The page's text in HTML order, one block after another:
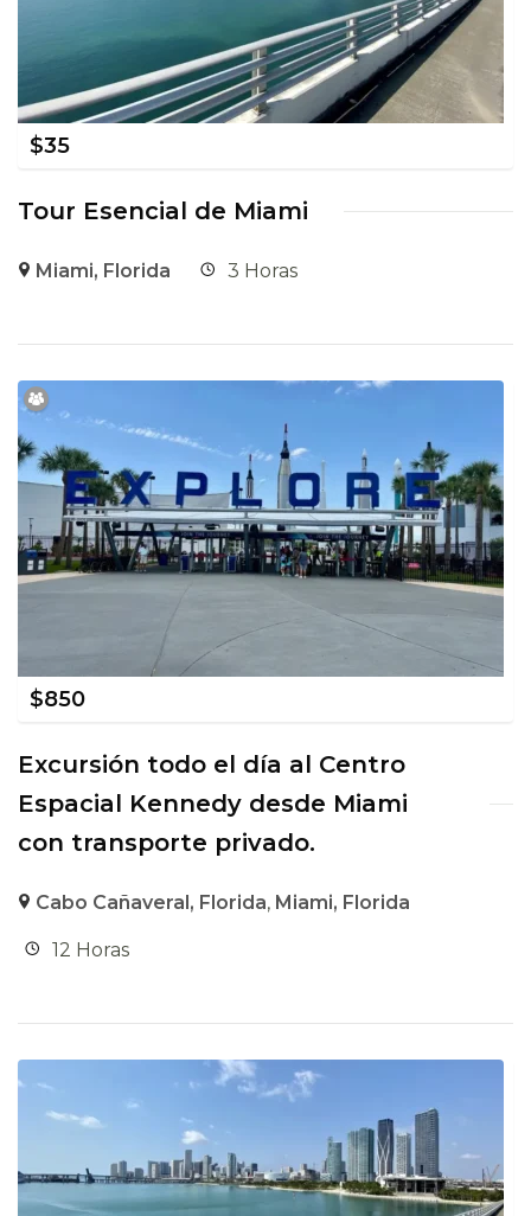
$35
Tour Esencial de Miami
Miami, Florida 3 Horas
$850
Excursión todo el día al Centro
Espacial Kennedy desde Miami
con transporte privado.
Cabo Cañaveral, Florida, Miami, Florida
12 Horas